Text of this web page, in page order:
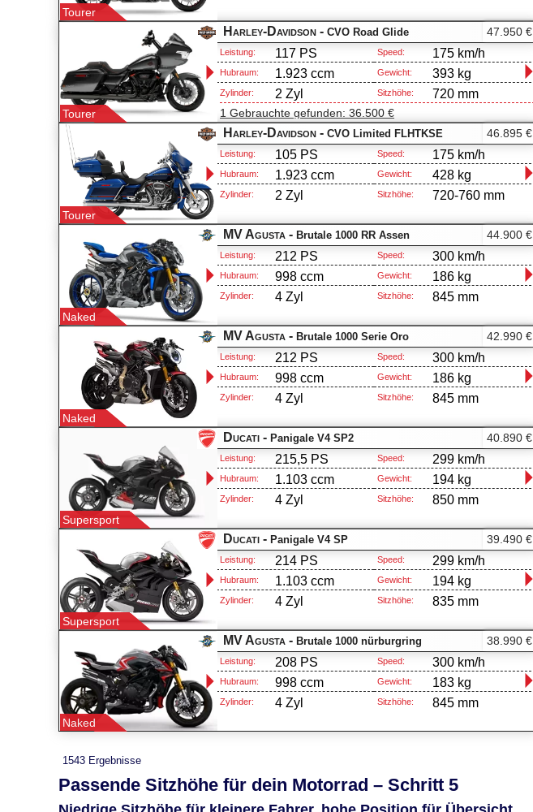
Tourer
Harley-Davidson -CVO Road Glide
Tourer
47.950 €
Leistung: 117 PS
Hubraum: 1.923 ccm
Zylinder: 2 Zyl
Speed: 175 km/h
Gewicht: 393 kg
Sitzhöhe: 720 mm
1 Gebrauchte gefunden: 36.500 €
Harley-Davidson -CVO Limited FLHTKSE
Tourer
46.895 €
Leistung: 105 PS
Hubraum: 1.923 ccm
Zylinder: 2 Zyl
Speed: 175 km/h
Gewicht: 428 kg
Sitzhöhe: 720-760 mm
MV Agusta -Brutale 1000 RR Assen
Naked
44.900 €
Leistung: 212 PS
Hubraum: 998 ccm
Zylinder: 4 Zyl
Speed: 300 km/h
Gewicht: 186 kg
Sitzhöhe: 845 mm
MV Agusta -Brutale 1000 Serie Oro
Naked
42.990 €
Leistung: 212 PS
Hubraum: 998 ccm
Zylinder: 4 Zyl
Speed: 300 km/h
Gewicht: 186 kg
Sitzhöhe: 845 mm
Ducati -Panigale V4 SP2
Supersport
40.890 €
Leistung: 215,5 PS
Hubraum: 1.103 ccm
Zylinder: 4 Zyl
Speed: 299 km/h
Gewicht: 194 kg
Sitzhöhe: 850 mm
Ducati -Panigale V4 SP
Supersport
39.490 €
Leistung: 214 PS
Hubraum: 1.103 ccm
Zylinder: 4 Zyl
Speed: 299 km/h
Gewicht: 194 kg
Sitzhöhe: 835 mm
MV Agusta -Brutale 1000 nürburgring
Naked
38.990 €
Leistung: 208 PS
Hubraum: 998 ccm
Zylinder: 4 Zyl
Speed: 300 km/h
Gewicht: 183 kg
Sitzhöhe: 845 mm
1543 Ergebnisse
Passende Sitzhöhe für dein Motorrad – Schritt 5